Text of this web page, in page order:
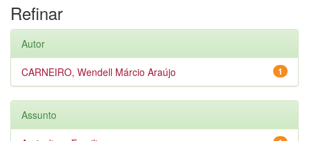
Refinar
Autor
1
CARNEIRO, Wendell Márcio Araújo
Assunto